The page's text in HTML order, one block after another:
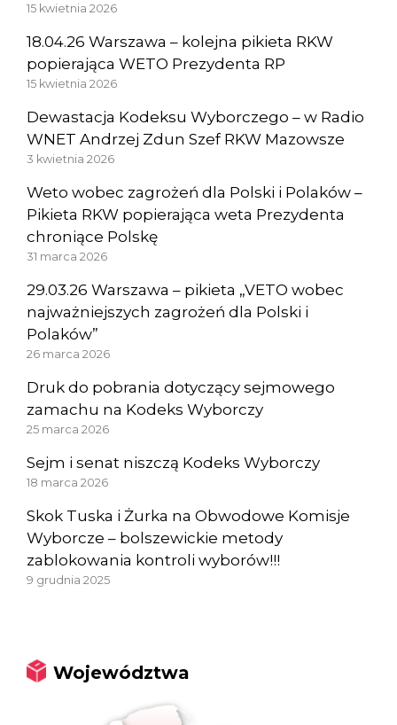
15 kwietnia 2026
18.04.26 Warszawa – kolejna pikieta RKW
popierająca WETO Prezydenta RP
15 kwietnia 2026
Dewastacja Kodeksu Wyborczego – w Radio
WNET Andrzej Zdun Szef RKW Mazowsze
3 kwietnia 2026
Weto wobec zagrożeń dla Polski i Polaków –
Pikieta RKW popierająca weta Prezydenta
chroniące Polskę
31 marca 2026
29.03.26 Warszawa – pikieta „VETO wobec
najważniejszych zagrożeń dla Polski i
Polaków”
26 marca 2026
Druk do pobrania dotyczący sejmowego
zamachu na Kodeks Wyborczy
25 marca 2026
Sejm i senat niszczą Kodeks Wyborczy
18 marca 2026
Skok Tuska i Żurka na Obwodowe Komisje
Wyborcze – bolszewickie metody
zablokowania kontroli wyborów!!!
9 grudnia 2025
Województwa